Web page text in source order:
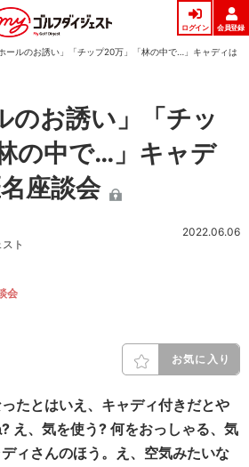
ログイン 会員登録
ホールのお誘い」「チップ20万」「林の中で…」キャディは
のお誘い」「チッ
の中で…」キャデ
座談会
ト
2022.06.06
会
お気に入り
たとはいえ、キャディ付きだとや
え、気を使う? 何をおっしゃる、気
ィさんのほう。え、空気みたいな